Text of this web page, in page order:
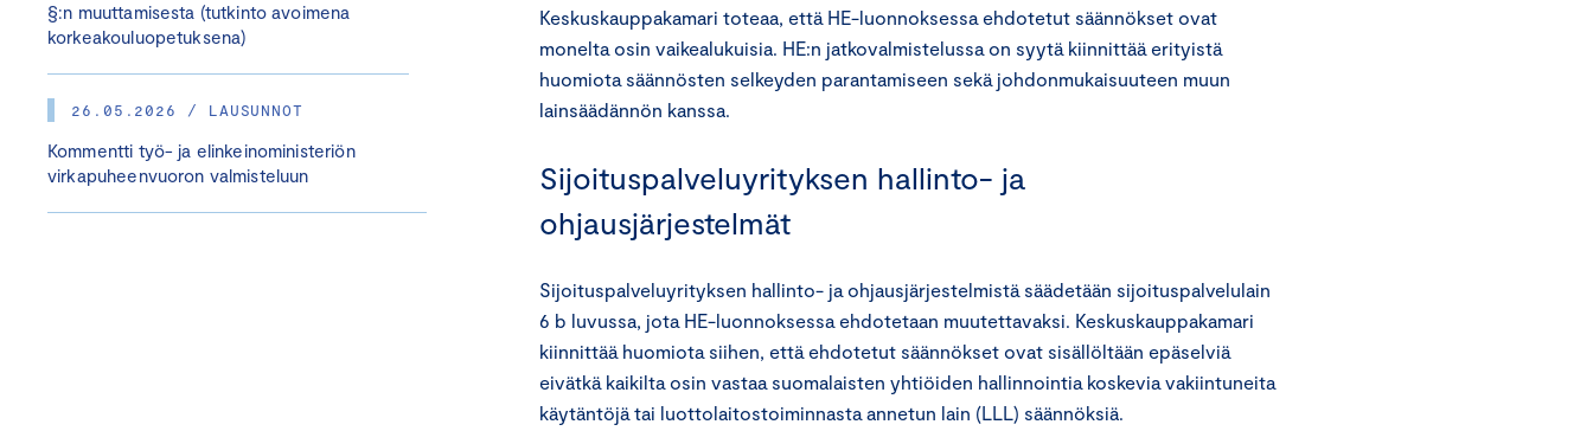
§:n muuttamisesta (tutkinto avoimena
korkeakouluopetuksena)
26.05.2026 / LAUSUNNOT
Kommentti työ- ja elinkeinoministeriön
virkapuheenvuoron valmisteluun
Keskuskauppakamari toteaa, että HE-luonnoksessa ehdotetut säännökset ovat
monelta osin vaikealukuisia. HE:n jatkovalmistelussa on syytä kiinnittää erityistä
huomiota säännösten selkeyden parantamiseen sekä johdonmukaisuuteen muun
lainsäädännön kanssa.
Sijoituspalveluyrityksen hallinto- ja
ohjausjärjestelmät
Sijoituspalveluyrityksen hallinto- ja ohjausjärjestelmistä säädetään sijoituspalvelulain
6 b luvussa, jota HE-luonnoksessa ehdotetaan muutettavaksi. Keskuskauppakamari
kiinnittää huomiota siihen, että ehdotetut säännökset ovat sisällöltään epäselviä
eivätkä kaikilta osin vastaa suomalaisten yhtiöiden hallinnointia koskevia vakiintuneita
käytäntöjä tai luottolaitostoiminnasta annetun lain (LLL) säännöksiä.